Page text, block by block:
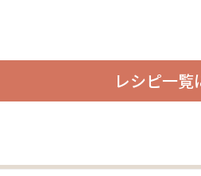
レシピ一覧